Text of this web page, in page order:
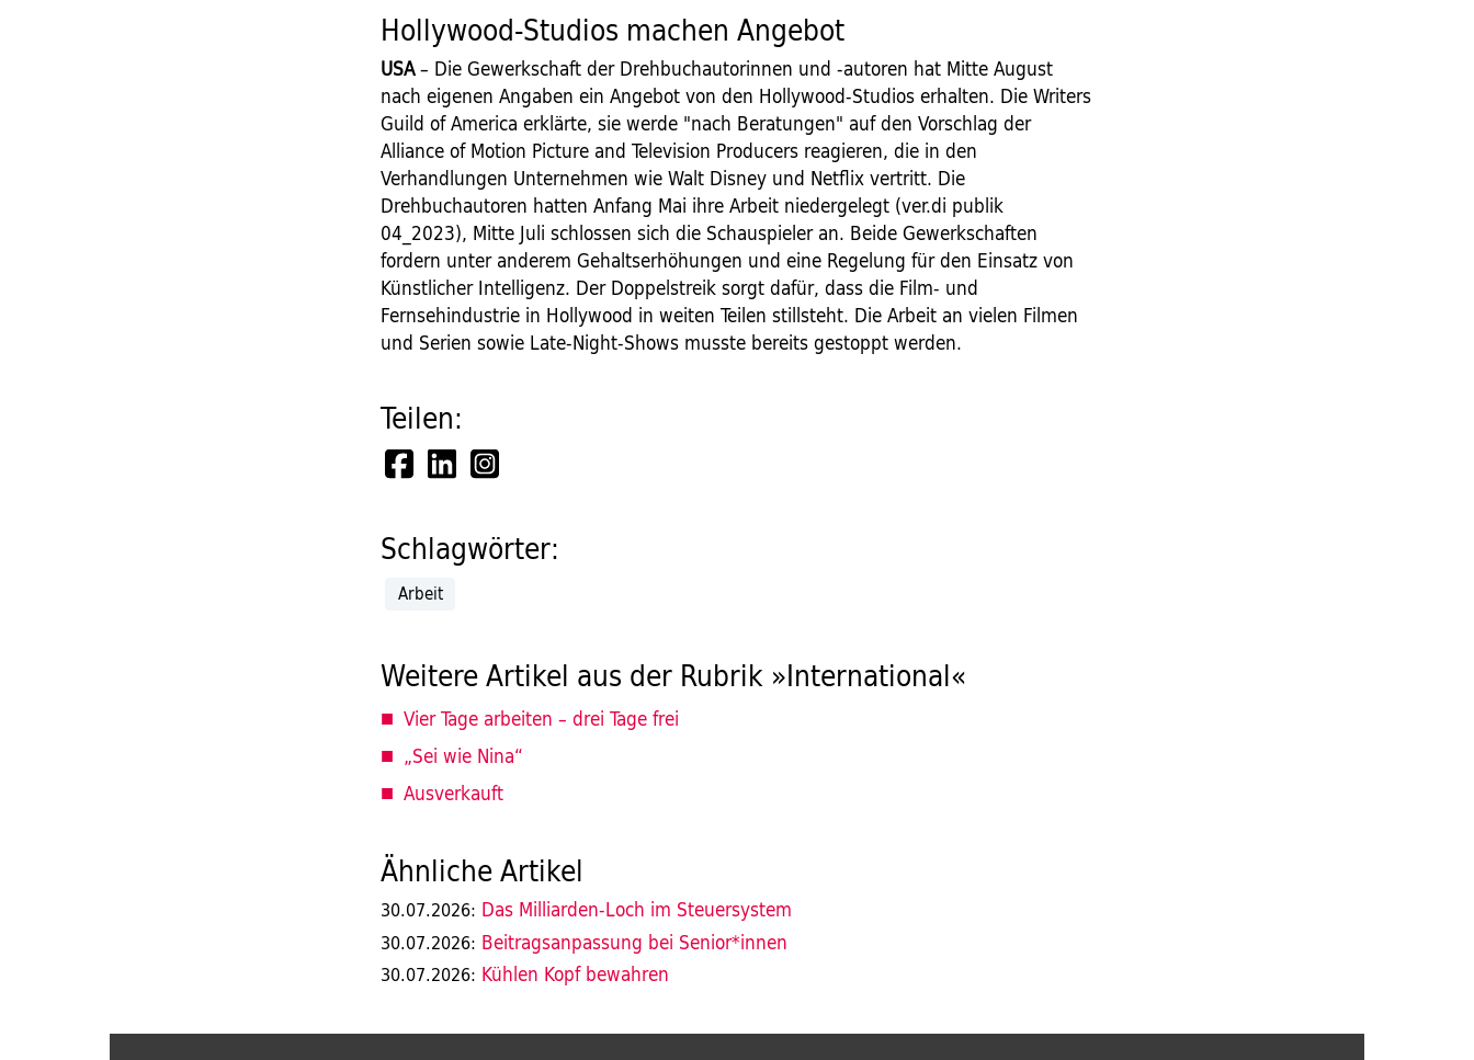
Hollywood-Studios machen Angebot
USA– Die Gewerkschaft der Drehbuchautorinnen und -autoren hat Mitte August
nach eigenen Angaben ein Angebot von den Hollywood-Studios erhalten. Die Writers
Guild of America erklärte, sie werde "nach Beratungen" auf den Vorschlag der
Alliance of Motion Picture and Television Producers reagieren, die in den
Verhandlungen Unternehmen wie Walt Disney und Netflix vertritt. Die
Drehbuchautoren hatten Anfang Mai ihre Arbeit niedergelegt (ver.di publik
04_2023), Mitte Juli schlossen sich die Schauspieler an. Beide Gewerkschaften
fordern unter anderem Gehaltserhöhungen und eine Regelung für den Einsatz von
Künstlicher Intelligenz. Der Doppelstreik sorgt dafür, dass die Film- und
Fernsehindustrie in Hollywood in weiten Teilen stillsteht. Die Arbeit an vielen Filmen
und Serien sowie Late-Night-Shows musste bereits gestoppt werden.
Teilen:
Schlagwörter:
Arbeit
Weitere Artikel aus der Rubrik »International«
Vier Tage arbeiten – drei Tage frei
„Sei wie Nina“
Ausverkauft
Ähnliche Artikel
30.07.2026: Das Milliarden-Loch im Steuersystem
30.07.2026: Beitragsanpassung bei Senior*innen
30.07.2026: Kühlen Kopf bewahren